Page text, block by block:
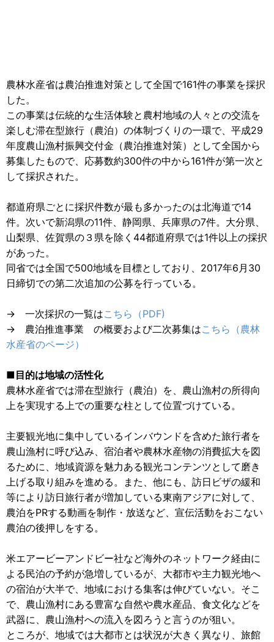
農林水産省は農泊推進対策として全国で161件の事業を採択
した。
この事業は伝統的な生活体験と農村地域の人々との交流を
楽しむ滞在型旅行（農泊）の体制づくりの一環で、平成29
年度農山漁村振興交付金（農泊推進対策）として全国から
募集したもので、応募数約300件の中から161件が第一次と
して採択された。
都道府県ごとに採択件数が最も多かったのは北海道で14
件。次いで新潟県の11件、静岡県、兵庫県の7件。大分県、
山梨県、佐賀県の３県を除く44都道府県では1件以上の採択
があった。
同省では全国で500地域を目標としており、2017年6月30
日締切での第二次追加の公募を行っている。
→ 一次採択の一覧はこちら（PDF)
→ 農泊推進事業 の概要および二次募集はこちら（農林
水産省のページ）
■目的は地域の活性化
農林水産省では滞在型旅行（農泊）を、農山漁村の所得向
上を実現する上での重要な柱として位置づけている。
主要観光地に集中しているインバウンドを含めた旅行者を
農山漁村に呼び込み、宿泊者や農林水産物の消費拡大を図
るために、地域資源を魅力ある観光コンテンツとして磨き
上げる取り組みを進める。また、他にも、訪日ビザの緩和
等により訪日旅行者が増加している東南アジアに対して、
農泊をPRする動画を制作・放送など、宣伝活動をおこない
農泊の後押しをする。
米エアービーアンドビー社など海外のネットワーク経由に
よる民泊の予約が急増しているが、大都市や主力観光地へ
の宿泊が大半で、地域における集客は伸びていない。そこ
で、農山漁村にある豊富な自然や農水産品、食文化などを
武器に、農山漁村への流入を図ろうと言うのが狙い。
ところが、地域では大都市とは状況が大きく異なり、旅館